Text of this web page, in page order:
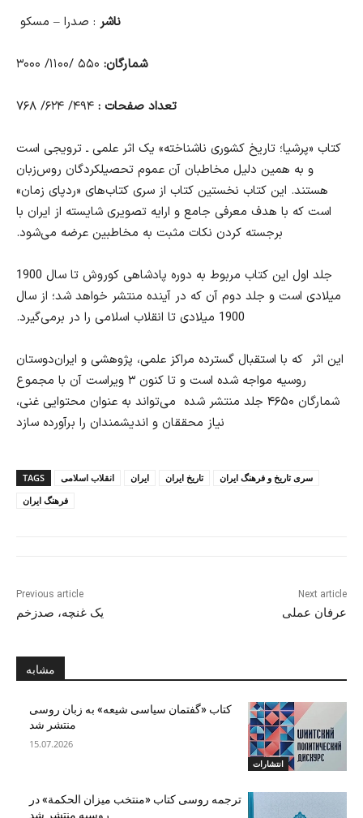
ناشر : صدرا – مسکو
شمارگان: ۵۵۰ /۱۱۰۰/ ۳۰۰۰
تعداد صفحات : ۴۹۴/ ۶۲۴/ ۷۶۸
كتاب «پرشیا؛ تاریخ کشوری ناشناخته» یک اثر علمی ـ ترویجی است
و به همین دلیل مخاطبان آن عموم تحصیلکردگان روس‌زبان
هستند. این کتاب نخستین کتاب از سری کتاب‌های «ردپای زمان»
است که با هدف معرفی جامع و ارايه تصویری شایسته از ایران با
برجسته كردن نکات مثبت به مخاطبین عرضه می‌شود.
جلد اول اين کتاب مربوط به دوره پادشاهی کوروش تا سال 1900
میلادی است و جلد دوم آن که در آینده منتشر خواهد شد؛ از سال
1900 میلادی تا انقلاب اسلامی را در برمی‌گیرد
.
این اثر که با استقبال گسترده مراکز علمی، پژوهشی و ایران‌دوستان
روسيه مواجه شده است و تا کنون ۳ ویراست آن با مجموع
شمارگان ۴۶۵۰ جلد منتشر شده می‌تواند به عنوان محتوایی غنی،
نیاز محققان و اندیشمندان را برآورده سازد
TAGS انقلاب اسلامی ایران تاریخ ایران
سری تاریخ و فرهنگ ایران
فرهنگ ایران
Previous article
یک غنچه، صدزخم
Next article
عرفان عملی
مشابه
انتشارات
کتاب «گفتمان سیاسی شیعه» به زبان روسی
منتشر شد
15.07.2026
ترجمه روسی کتاب «منتخب میزان الحکمة» در
روسیه منتشر شد